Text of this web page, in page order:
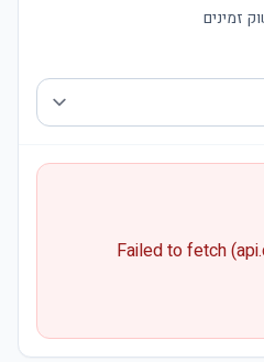
זמינים
Failed to fetch